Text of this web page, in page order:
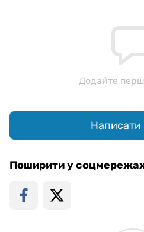
Додайте
Написати
Поширити у